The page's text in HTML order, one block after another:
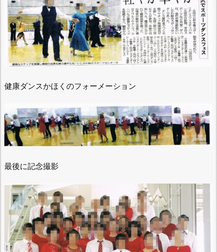
健康ダンスかほくのフォーメーション
最後に記念撮影